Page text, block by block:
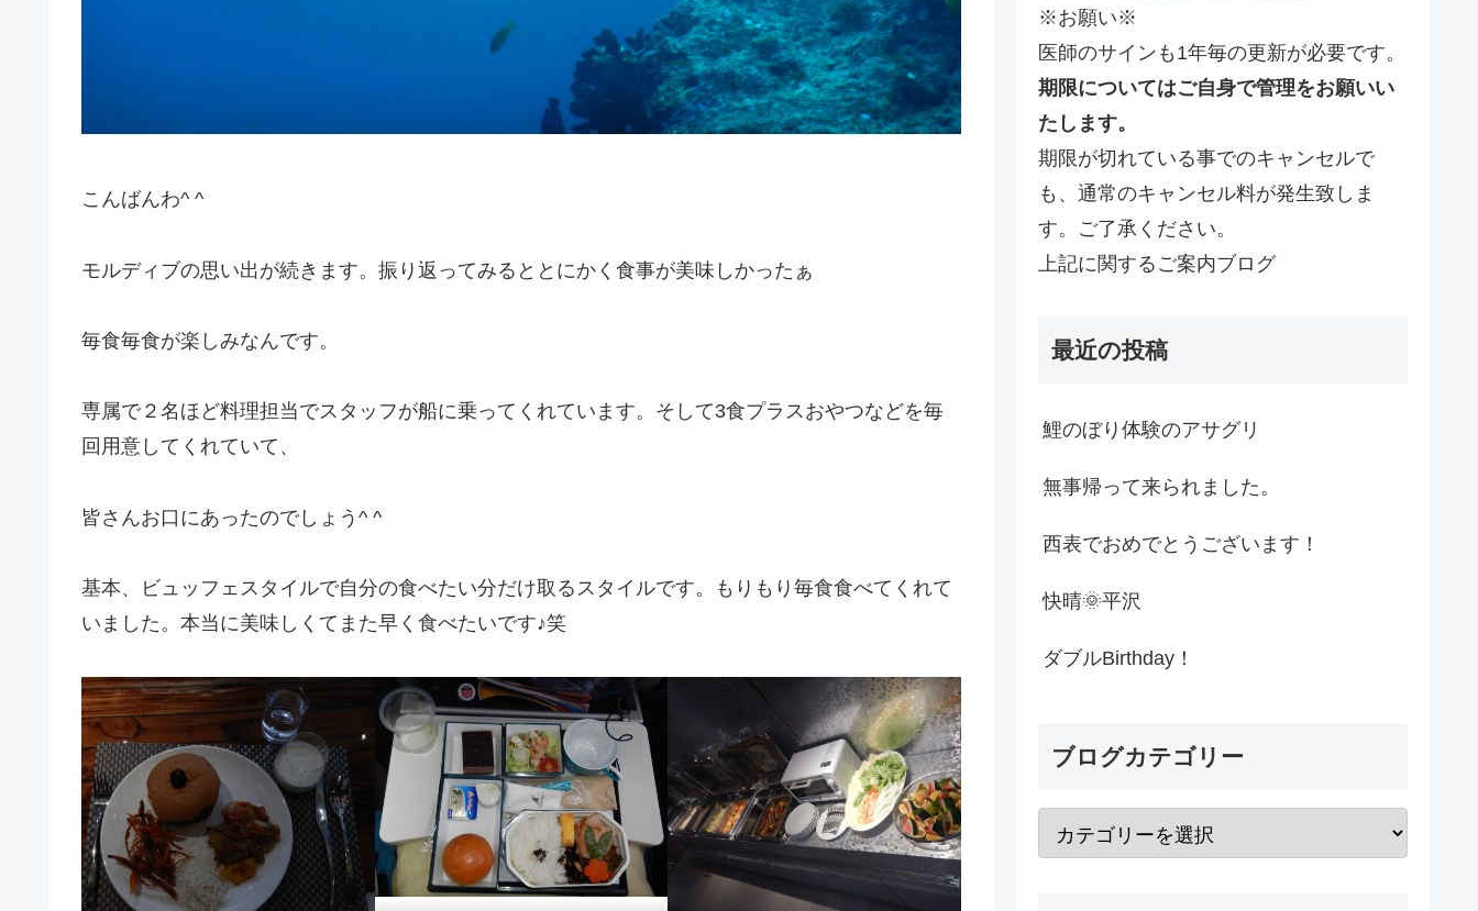
こんばんわ^ ^
モルディブの思い出が続きます。振り返ってみるととにかく食事が美味しかったぁ
毎食毎食が楽しみなんです。
専属で２名ほど料理担当でスタッフが船に乗ってくれています。そして3食プラスおやつなどを毎
回用意してくれていて、
皆さんお口にあったのでしょう^ ^
基本、ビュッフェスタイルで自分の食べたい分だけ取るスタイルです。もりもり毎食食べてくれて
いました。本当に美味しくてまた早く食べたいです♪笑
※お願い※
医師のサインも1年毎の更新が必要です。
期限についてはご自身で管理をお願いい
たします。
期限が切れている事でのキャンセルで
も、通常のキャンセル料が発生致しま
す。ご了承ください。
上記に関するご案内ブログ
最近の投稿
鯉のぼり体験のアサグリ
無事帰って来られました。
西表でおめでとうございます！
快晴🌞平沢
ダブルBirthday！
ブログカテゴリー